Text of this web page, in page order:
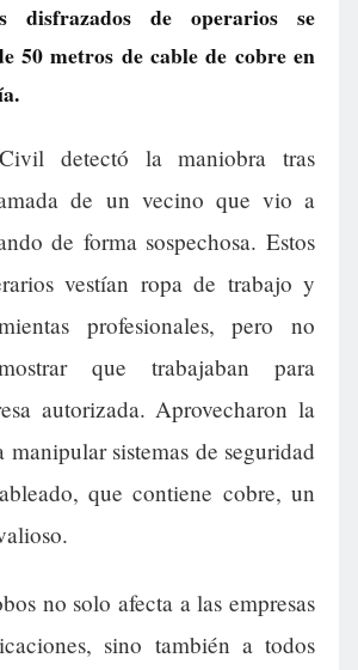
disfrazados de operarios se
50 metros de cable de cobre en
detectó la maniobra tras
de un vecino que vio a
de forma sospechosa. Estos
vestían ropa de trabajo y
profesionales, pero no
que trabajaban para
autorizada. Aprovecharon la
manipular sistemas de seguridad
que contiene cobre, un
no solo afecta a las empresas
sino también a todos